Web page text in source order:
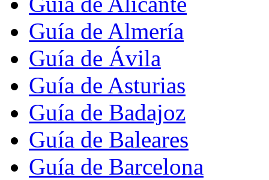
Guía de Almería
Guía de Ávila
Guía de Asturias
Guía de Badajoz
Guía de Baleares
Guía de Barcelona